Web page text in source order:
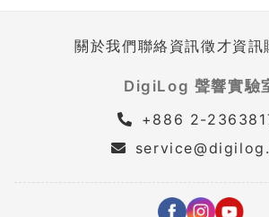
關於我們聯絡資訊徵才資訊
DigiLog 聲響實驗
+886 2-